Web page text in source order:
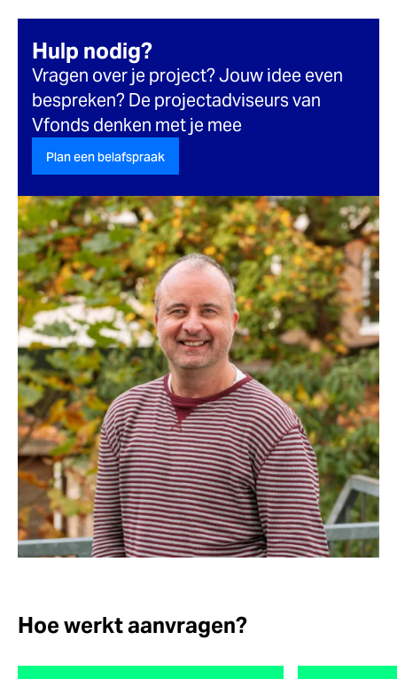
Hulp nodig?
Vragen over je project? Jouw idee even
bespreken? De projectadviseurs van
Vfonds denken met je mee
Plan een belafspraak
Hoe werkt aanvragen?